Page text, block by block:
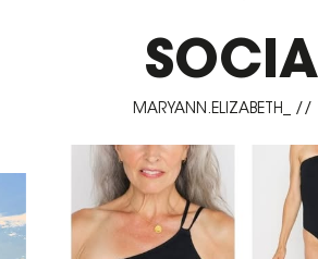
MARYANN.ELIZABETH_ //